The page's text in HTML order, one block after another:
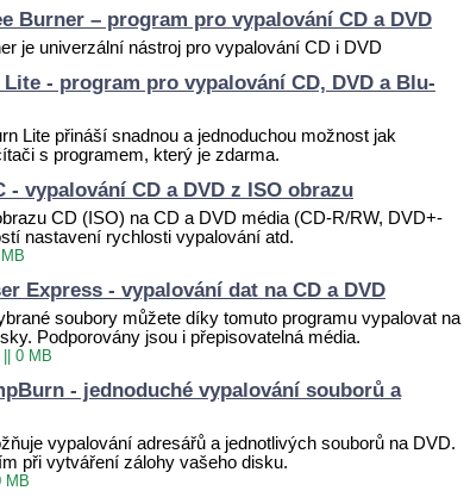
Burner – program pro vypalování CD a DVD
je univerzální nástroj pro vypalování CD i DVD
- program pro vypalování CD, DVD a Blu-
Lite přináší snadnou a jednoduchou možnost jak
s programem, který je zdarma.
- vypalování CD a DVD z ISO obrazu
CD (ISO) na CD a DVD média (CD-R/RW, DVD+-
nastavení rychlosti vypalování atd.
Express - vypalování dat na CD a DVD
soubory můžete díky tomuto programu vypalovat na
Podporovány jsou i přepisovatelná média.
|| 0 MB
- jednoduché vypalování souborů a
vypalování adresářů a jednotlivých souborů na DVD.
při vytváření zálohy vašeho disku.
MB